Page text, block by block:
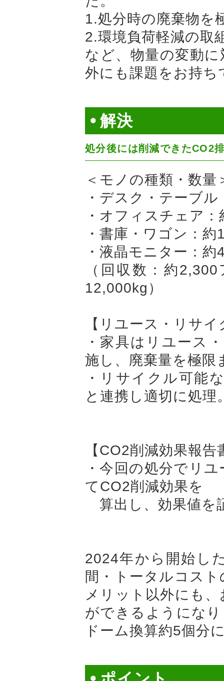
1.処分時の廃棄物を
2.環境負荷軽減の取
など、物量の変動
外にも課題をお持ち
解決
処分後には削減できたCO2
＜モノの種類・数量
・デスク・テーブ
・オフィスチェア
・書庫・ワゴン：約
・液晶モニター：約
（回収数：約
12,000kg）
【リユース・リサ
・家具はリユース
施し、廃棄量を極限
・リサイクル可能
と連携し適切に処理
【CO2削減効果報
・今回の処分でリ
てCO2削減効果を
算出し、効果値を
2024年から開始し
間・トータルコス
メリット以外にも
ができるようにな
ドーム換算約5個分